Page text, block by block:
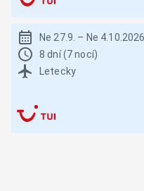
Ne 27.9. – Ne 4.10.2026
8 dní (7 nocí)
Letecky